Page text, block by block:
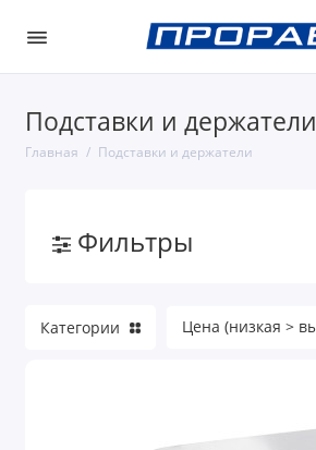
Подставки и держатели
Главная Подставки и держатели
Фильтры
Категории